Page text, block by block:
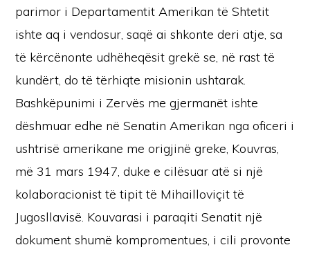
parimor i Departamentit Amerikan të Shtetit
ishte aq i vendosur, saqë ai shkonte deri atje, sa
të kërcënonte udhëheqësit grekë se, në rast të
kundërt, do të tërhiqte misionin ushtarak.
Bashkëpunimi i Zervës me gjermanët ishte
dëshmuar edhe në Senatin Amerikan nga oficeri i
ushtrisë amerikane me origjinë greke, Kouvras,
më 31 mars 1947, duke e cilësuar atë si një
kolaboracionist të tipit të Mihailloviçit të
Jugosllavisë. Kouvarasi i paraqiti Senatit një
dokument shumë kompromentues, i cili provonte